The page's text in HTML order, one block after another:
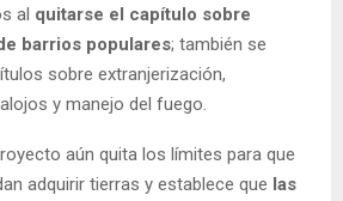
al quitarse el capítulo sobre
barrios populares; también se
sobre extranjerización,
y manejo del fuego.
aún quita los límites para que
adquirir tierras y establece que las